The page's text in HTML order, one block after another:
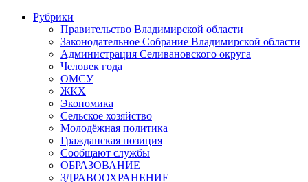
Рубрики
Правительство Владимирской области
Законодательное Собрание Владимирской области
Администрация Селивановского округа
Человек года
ОМСУ
ЖКХ
Экономика
Сельское хозяйство
Молодёжная политика
Гражданская позиция
Сообщают службы
ОБРАЗОВАНИЕ
ЗДРАВООХРАНЕНИЕ